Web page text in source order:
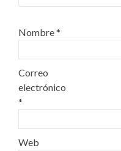
Nombre*
Correo
electrónico
*
Web